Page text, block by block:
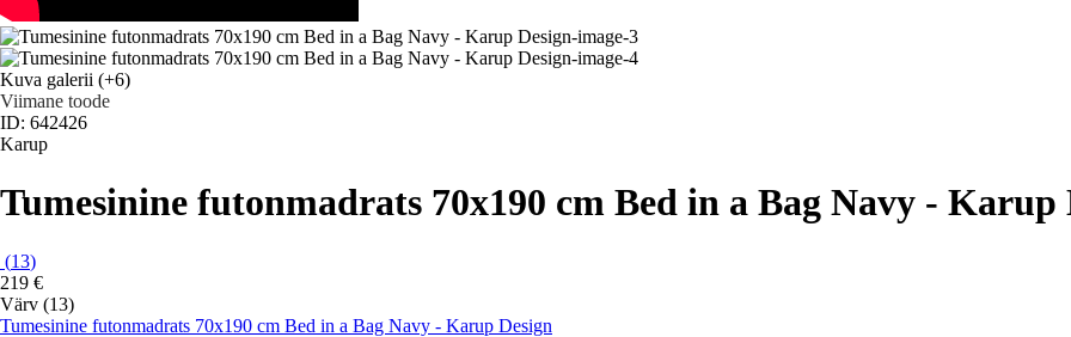
Kuva galerii (+6)
Viimane toode
ID: 642426
Karup
Tumesinine futonmadrats 70x190 cm Bed in a Bag Navy - Karup
(13)
219 €
Värv (13)
Tumesinine futonmadrats 70x190 cm Bed in a Bag Navy - Karup Design